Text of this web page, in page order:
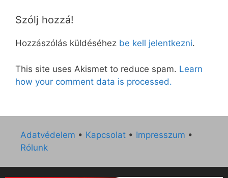
Szólj hozzá!
Hozzászólás küldéséhez be kell jelentkezni.
This site uses Akismet to reduce spam. Learn
how your comment data is processed.
Adatvédelem • Kapcsolat • Impresszum •
Rólunk